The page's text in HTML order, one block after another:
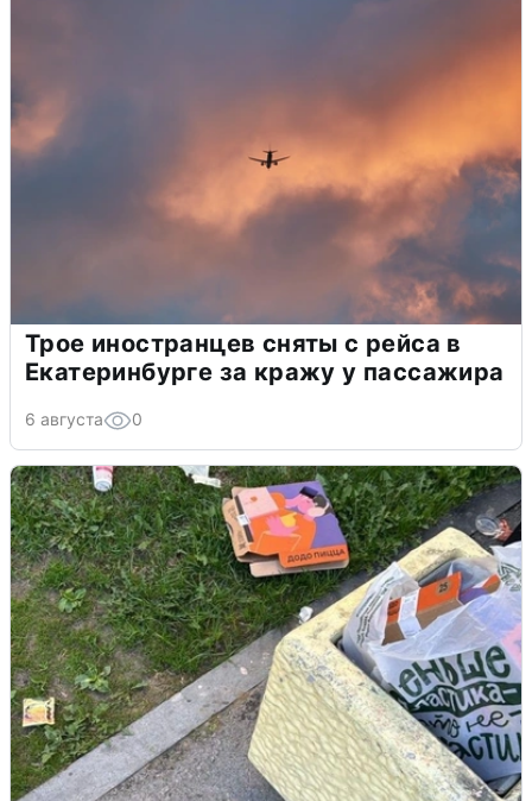
Трое иностранцев сняты с рейса в
Екатеринбурге за кражу у пассажира
6 августа 0